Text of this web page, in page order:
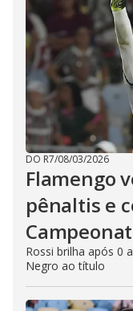
DO R7/08/03/2026
Flamengo
pênaltis e
Rossi brilha após 0
Negro ao título